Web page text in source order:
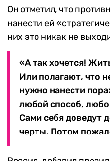
Он отметил, что
нанести ей
них это никак не
«А так хочется!
Или полагают, что
нужно нанести
любой способ,
Сами себя доведут
черты. Потом